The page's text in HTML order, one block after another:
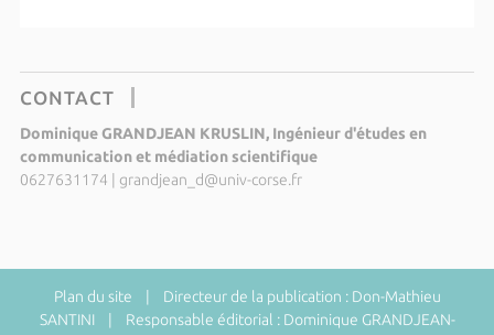
CONTACT
Dominique GRANDJEAN KRUSLIN, Ingénieur d'études en
communication et médiation scientifique
0627631174
grandjean_d@univ-corse.fr
Plan du site | Directeur de la publication : Don-Mathieu
SANTINI | Responsable éditorial : Dominique GRANDJEAN-